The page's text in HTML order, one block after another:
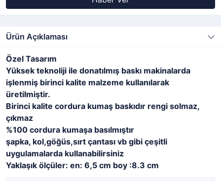
Ürün Açıklaması
Özel Tasarım
Yüksek teknoliji ile donatılmış baskı makinalarda
işlenmiş birinci kalite malzeme kullanılarak
üretilmiştir.
Birinci kalite cordura kumaş baskıdır rengi solmaz,
çıkmaz
%100 cordura kumaşa basılmıştır
şapka, kol,göğüs,sırt çantası vb gibi çeşitli
uygulamalarda kullanabilirsiniz
Yaklaşık ölçüler: en: 6,5 cm boy :8.3 cm